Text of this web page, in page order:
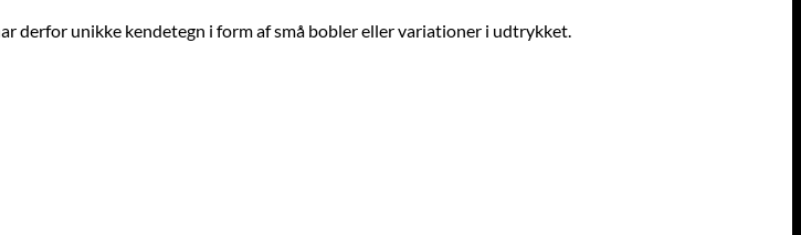
derfor unikke kendetegn i form af små bobler eller variationer i udtrykket.